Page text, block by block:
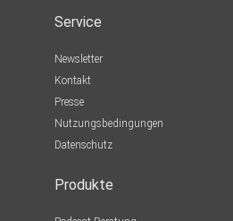
Service
Newsletter
Kontakt
Presse
Nutzungsbedingungen
Datenschutz
Produkte